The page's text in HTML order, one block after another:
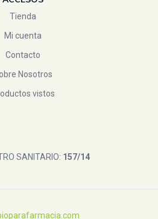
Tienda
Mi cuenta
Contacto
Nosotros
vistos
SANITARIO: 157/14